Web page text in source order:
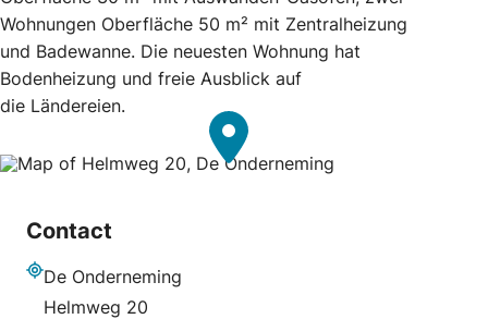
Wohnungen Oberfläche 50 m² mit Zentralheizung
und Badewanne. Die neuesten Wohnung hat
Bodenheizung und freie Ausblick auf
die Ländereien.
Contact
De Onderneming
Helmweg 20